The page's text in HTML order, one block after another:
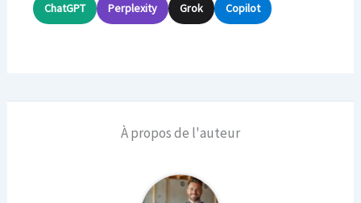
ChatGPT Perplexity Grok Copilot
À propos de l'auteur